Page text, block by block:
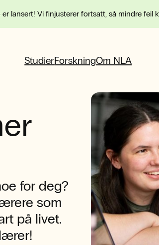
er lansert! Vi finjusterer fortsatt, så mindre feil
StudierForskningOm NLA
for deg?
som
på livet.